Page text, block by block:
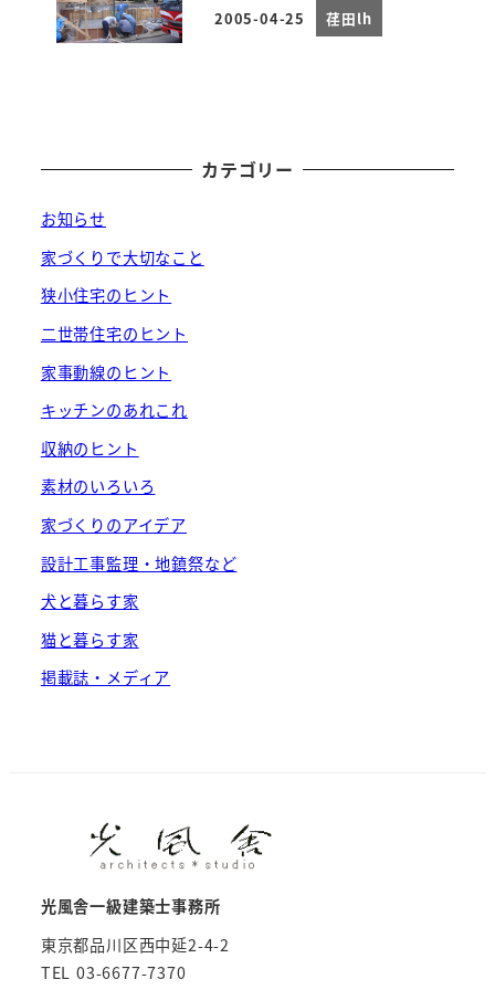
投稿日
2005-04-25 荏田lh
カテゴリー
お知らせ
家づくりで大切なこと
狭小住宅のヒント
二世帯住宅のヒント
家事動線のヒント
キッチンのあれこれ
収納のヒント
素材のいろいろ
家づくりのアイデア
設計工事監理・地鎮祭など
犬と暮らす家
猫と暮らす家
掲載誌・メディア
光風舎一級建築士事務所
東京都品川区西中延2-4-2
TEL 03-6677-7370